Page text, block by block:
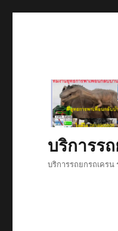
บริการร
บริการรถยกรถเครน